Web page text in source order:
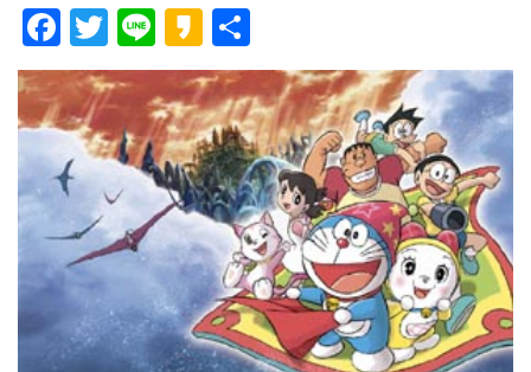
F
ac
e
b
o
o
k
T
w
itt
er
Li
n
e
K
a
k
a
o
有